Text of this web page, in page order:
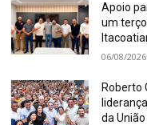
Apoio
um
06/08/2026
Roberto
da